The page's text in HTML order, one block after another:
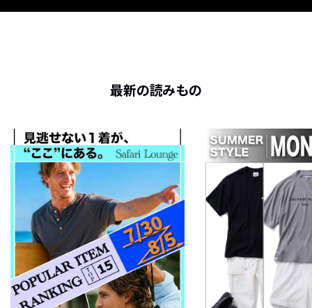
最新の読みもの